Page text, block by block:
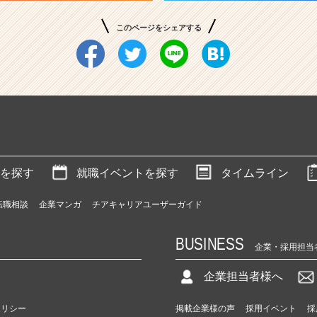
このページをシェアする
探す 就職イベントを探す タイムライン
職相談 企業マンガ チアキャリアユーザーガイド
シー
BUSINESS 企業・採用担当
企業担当者様へ
掲載企業様の声 採用イベント